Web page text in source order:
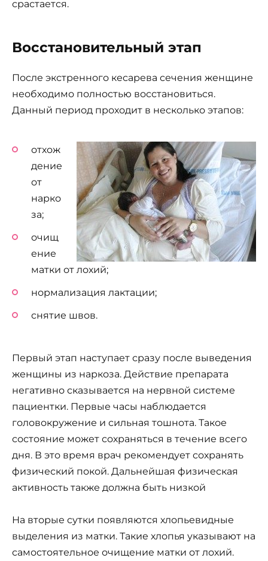
срастается.
Восстановительный этап
После экстренного кесарева сечения женщине
необходимо полностью восстановиться.
Данный период проходит в несколько этапов:
отхож
дение
от
нарко
за;
очищ
ение
матки от лохий;
нормализация лактации;
снятие швов.
Первый этап наступает сразу после выведения
женщины из наркоза. Действие препарата
негативно сказывается на нервной системе
пациентки. Первые часы наблюдается
головокружение и сильная тошнота. Такое
состояние может сохраняться в течение всего
дня. В это время врач рекомендует сохранять
физический покой. Дальнейшая физическая
активность также должна быть низкой
На вторые сутки появляются хлопьевидные
выделения из матки. Такие хлопья указывают на
самостоятельное очищение матки от лохий.